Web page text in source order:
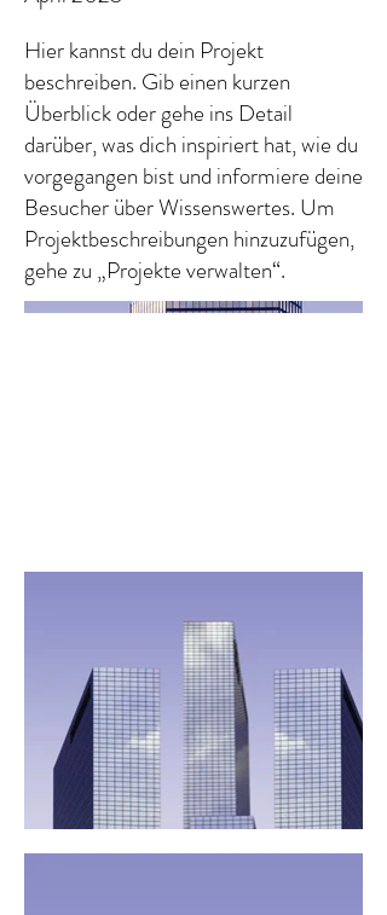
Hier kannst du dein Projekt
beschreiben. Gib einen kurzen
Überblick oder gehe ins Detail
darüber, was dich inspiriert hat, wie du
vorgegangen bist und informiere deine
Besucher über Wissenswertes. Um
Projektbeschreibungen hinzuzufügen,
gehe zu „Projekte verwalten“.